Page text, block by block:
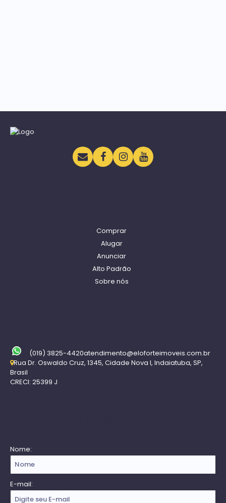
Comprar
Alugar
Anunciar
Alto Padrão
Sobre nós
(019) 3825-4420atendimento@eloforteimoveis.com.br
Rua Dr. Oswaldo Cruz, 1345, Cidade Nova I, Indaiatuba, SP,
Brasil
CRECI: 25399 J
Nome:
E-mail: